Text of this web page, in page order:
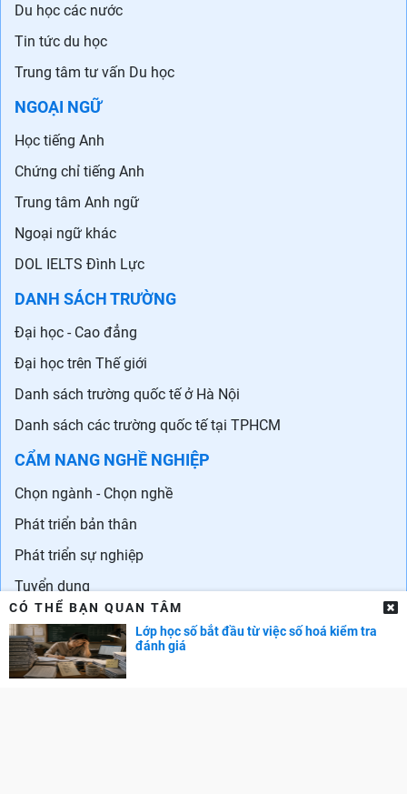
Du học các nước
Tin tức du học
Trung tâm tư vấn Du học
NGOẠI NGỮ
Học tiếng Anh
Chứng chỉ tiếng Anh
Trung tâm Anh ngữ
Ngoại ngữ khác
DOL IELTS Đình Lực
DANH SÁCH TRƯỜNG
Đại học - Cao đẳng
Đại học trên Thế giới
Danh sách trường quốc tế ở Hà Nội
Danh sách các trường quốc tế tại TPHCM
CẨM NANG NGHỀ NGHIỆP
Chọn ngành - Chọn nghề
Phát triển bản thân
Phát triển sự nghiệp
Tuyển dụng
GÓC PHỤ HUYNH
Cẩm nang dạy trẻ
CÓ THỂ BẠN QUAN TÂM
Lớp học số bắt đầu từ việc số hoá kiểm tra
đánh giá